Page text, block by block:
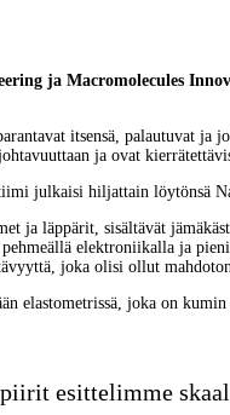
ja Macromolecules
itsensä, palautuvat
ja ovat
julkaisi hiljattain löytönsä
ja läppärit, sisältävät
elektroniikalla ja
joka olisi ollut
elastometrissä, joka on
esittelimme